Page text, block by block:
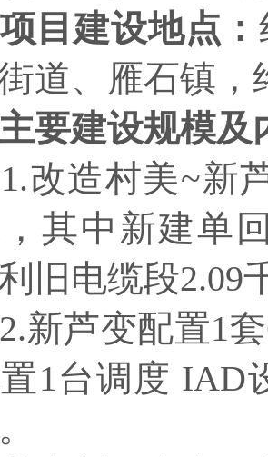
项目建设地点：
道、雁石镇，
要建设规模及
造村美~新芦
其中新建单
旧电缆段2.09
芦变配置1套
1台调度 IAD